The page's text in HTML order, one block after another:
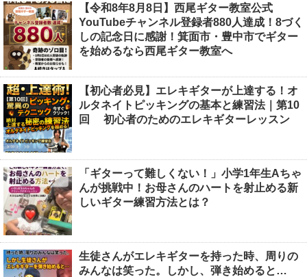
【令和8年8月8日】西尾ギター教室公式
YouTubeチャンネル登録者880人達成！8づく
しの記念日に感謝！箕面市・豊中市でギター
を始めるなら西尾ギター教室へ
【初心者必見】エレキギターが上達する！オ
ルタネイトピッキングの基本と練習法｜第10
回 初心者のためのエレキギターレッスン
「ギターって難しくない！」小学1年生Aちゃ
んが挑戦中！お母さんのハートを射止める新
しいギター練習方法とは？
生徒さんがエレキギターを持った時、周りの
みんなは笑った。しかし、弾き始めると…